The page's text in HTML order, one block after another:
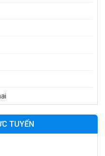
TUYẾN
trẻ em FE-188
em 968